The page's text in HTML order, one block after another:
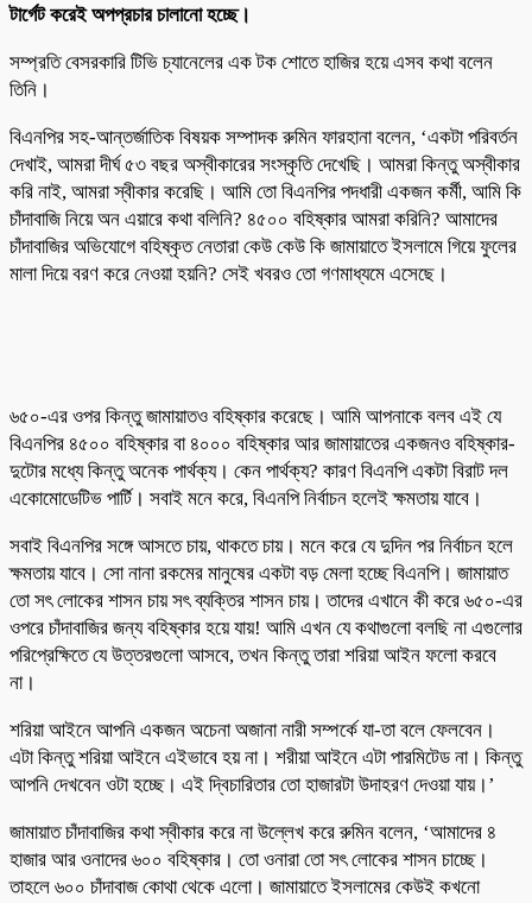
টার্গেট করেই অপপ্রচার চালানো হচ্ছে।
সম্প্রতি বেসরকারি টিভি চ্যানেলের এক টক শোতে হাজির হয়ে এসব কথা বলেন
তিনি।
বিএনপির সহ-আন্তর্জাতিক বিষয়ক সম্পাদক রুমিন ফারহানা বলেন, ‘একটা পরিবর্তন
দেখাই, আমরা দীর্ঘ ৫৩ বছর অস্বীকারের সংস্কৃতি দেখেছি। আমরা কিন্তু অস্বীকার
করি নাই, আমরা স্বীকার করেছি। আমি তো বিএনপির পদধারী একজন কর্মী, আমি কি
চাঁদাবাজি নিয়ে অন এয়ারে কথা বলিনি? ৪৫০০ বহিষ্কার আমরা করিনি? আমাদের
চাঁদাবাজির অভিযোগে বহিষ্কৃত নেতারা কেউ কেউ কি জামায়াতে ইসলামে গিয়ে ফুলের
মালা দিয়ে বরণ করে নেওয়া হয়নি? সেই খবরও তো গণমাধ্যমে এসেছে।
৬৫০-এর ওপর কিন্তু জামায়াতও বহিষ্কার করেছে। আমি আপনাকে বলব এই যে
বিএনপির ৪৫০০ বহিষ্কার বা ৪০০০ বহিষ্কার আর জামায়াতের একজনও বহিষ্কার-
দুটোর মধ্যে কিন্তু অনেক পার্থক্য। কেন পার্থক্য? কারণ বিএনপি একটা বিরাট দল
একোমোডেটিভ পার্টি। সবাই মনে করে, বিএনপি নির্বাচন হলেই ক্ষমতায় যাবে।
সবাই বিএনপির সঙ্গে আসতে চায়, থাকতে চায়। মনে করে যে দুদিন পর নির্বাচন হলে
ক্ষমতায় যাবে। সো নানা রকমের মানুষের একটা বড় মেলা হচ্ছে বিএনপি। জামায়াত
তো সৎ লোকের শাসন চায় সৎ ব্যক্তির শাসন চায়। তাদের এখানে কী করে ৬৫০-এর
ওপরে চাঁদাবাজির জন্য বহিষ্কার হয়ে যায়! আমি এখন যে কথাগুলো বলছি না এগুলোর
পরিপ্রেক্ষিতে যে উত্তরগুলো আসবে, তখন কিন্তু তারা শরিয়া আইন ফলো করবে
না।
শরিয়া আইনে আপনি একজন অচেনা অজানা নারী সম্পর্কে যা-তা বলে ফেলবেন।
এটা কিন্তু শরিয়া আইনে এইভাবে হয় না। শরীয়া আইনে এটা পারমিটেড না। কিন্তু
আপনি দেখবেন ওটা হচ্ছে। এই দ্বিচারিতার তো হাজারটা উদাহরণ দেওয়া যায়।’
জামায়াত চাঁদাবাজির কথা স্বীকার করে না উল্লেখ করে রুমিন বলেন, ‘আমাদের ৪
হাজার আর ওনাদের ৬০০ বহিষ্কার। তো ওনারা তো সৎ লোকের শাসন চাচ্ছে।
তাহলে ৬০০ চাঁদাবাজ কোথা থেকে এলো। জামায়াতে ইসলামের কেউই কখনো